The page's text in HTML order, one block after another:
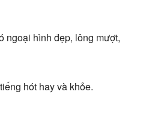
ngoại hình đẹp, lông mượt,
hót hay và khỏe.